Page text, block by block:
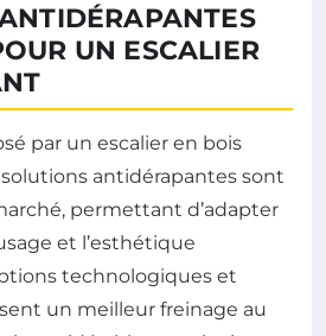
UN ESCALIER
par un escalier en bois
antidérapantes sont
permettant d’adapter
et l’esthétique
technologiques et
un meilleur freinage au